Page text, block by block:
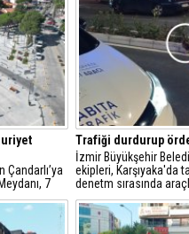
Çandarlı’ya
7
açılıyor.
Trafiği durdurup
İzmir Büyükşehir
ekipleri, Karşıyaka'da
denetm sırasında
kalan yeşilbaşlı dişi
trafiği durdurdu.